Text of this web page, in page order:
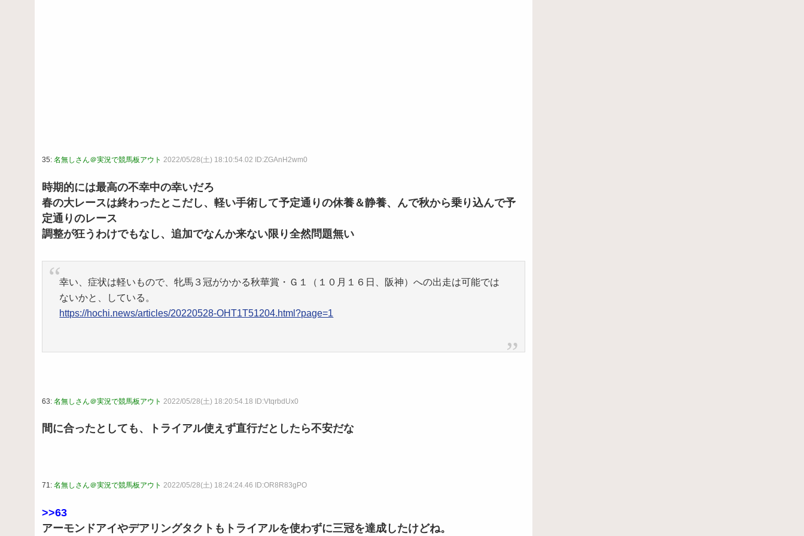
35: 名無しさん＠実況で競馬板アウト 2022/05/28(土) 18:10:54.02 ID:ZGAnH2wm0
時期的には最高の不幸中の幸いだろ
春の大レースは終わったとこだし、軽い手術して予定通りの休養＆静養、んで秋から乗り込んで予
定通りのレース
調整が狂うわけでもなし、追加でなんか来ない限り全然問題無い
幸い、症状は軽いもので、牝馬３冠がかかる秋華賞・Ｇ１（１０月１６日、阪神）への出走は可能では
ないかと、している。
https://hochi.news/articles/20220528-OHT1T51204.html?page=1
63: 名無しさん＠実況で競馬板アウト 2022/05/28(土) 18:20:54.18 ID:VtqrbdUx0
間に合ったとしても、トライアル使えず直行だとしたら不安だな
71: 名無しさん＠実況で競馬板アウト 2022/05/28(土) 18:24:24.46 ID:OR8R83gPO
>>63
アーモンドアイやデアリングタクトもトライアルを使わずに三冠を達成したけどね。